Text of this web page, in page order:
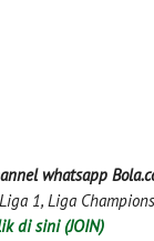
whatsapp
1, Liga
di sini (JOIN)